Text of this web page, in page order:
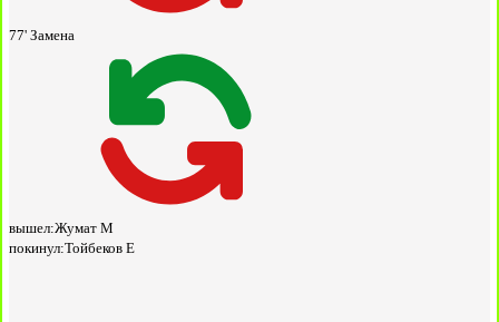
77' Замена
вышел:Жумат М
покинул:Тойбеков Е